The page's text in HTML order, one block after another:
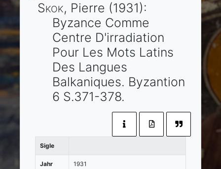
Skok, Pierre (1931):
Byzance Comme
Centre D'irradiation
Pour Les Mots Latins
Des Langues
Balkaniques. Byzantion
6 S.371-378.
Sigle
Jahr 1931